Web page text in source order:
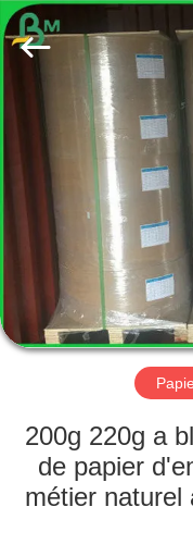
MAISON
PRODUITS
SUJET
DE
NOUS
VISITE
D'USINE
GUANGZHOU
BMPAPER
CO.,
LTD..
200g 220g a
de papier
métier naturel